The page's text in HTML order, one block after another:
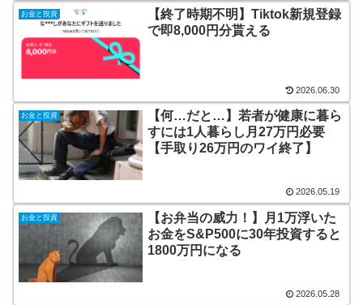
お金と投資
【終了時期不明】Tiktok新規登録
で即8,000円分貰える
2026.06.30
お金と投資
【何…だと…】若者が健康に暮ら
すには1人暮らし月27万円必要
【手取り26万円のワイ終了】
2026.05.19
お金と投資
【お弁当の威力！】月1万浮いた
お金をS&P500に30年投資すると
1800万円になる
2026.05.28